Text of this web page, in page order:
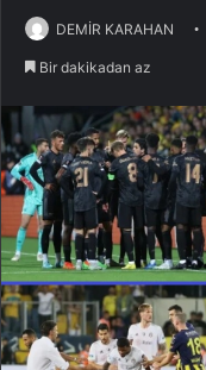
DEMİR KARAHAN
Bir dakikadan az